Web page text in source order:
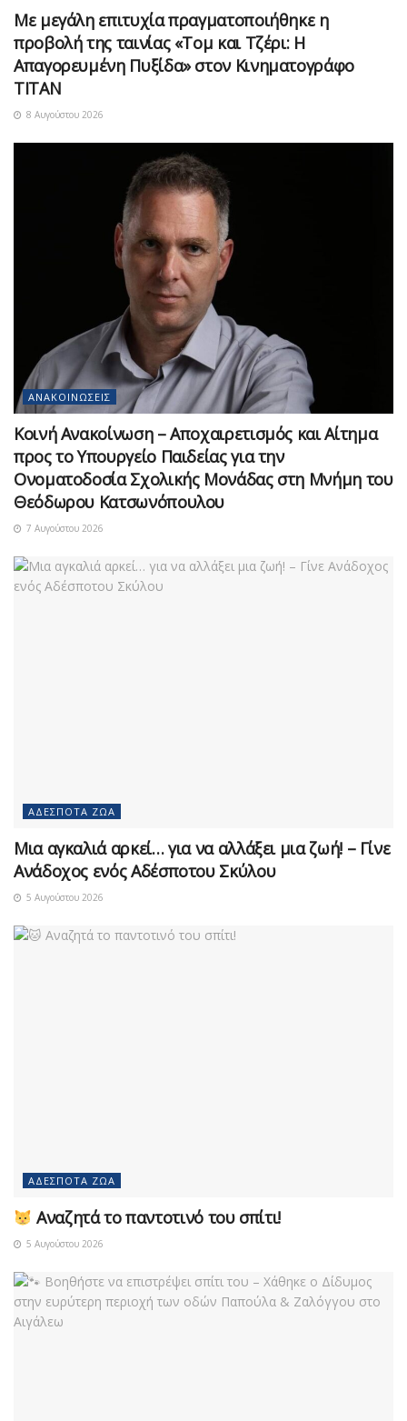
Με μεγάλη επιτυχία πραγματοποιήθηκε η
προβολή της ταινίας «Τομ και Τζέρι: Η
Απαγορευμένη Πυξίδα» στον Κινηματογράφο
ΤΙΤΑΝ
8 Αυγούστου 2026
ΑΝΑΚΟΙΝΏΣΕΙΣ
Κοινή Ανακοίνωση – Αποχαιρετισμός και Αίτημα
προς το Υπουργείο Παιδείας για την
Ονοματοδοσία Σχολικής Μονάδας στη Μνήμη του
Θεόδωρου Κατσωνόπουλου
7 Αυγούστου 2026
ΑΔΈΣΠΟΤΑ ΖΏΑ
Μια αγκαλιά αρκεί… για να αλλάξει μια ζωή! – Γίνε
Ανάδοχος ενός Αδέσποτου Σκύλου
5 Αυγούστου 2026
ΑΔΈΣΠΟΤΑ ΖΏΑ
Αναζητά το παντοτινό του σπίτι!
5 Αυγούστου 2026